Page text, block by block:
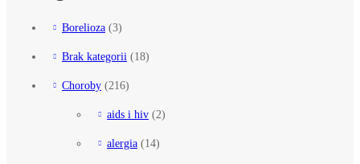
Borelioza (3)
Brak kategorii (18)
Choroby (216)
aids i hiv (2)
alergia (14)